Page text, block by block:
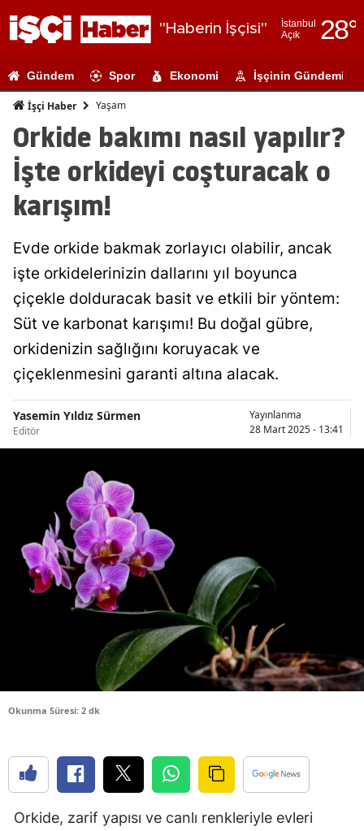
"Haberin İşçisi"
İstanbul
Açık
28°
Adıyaman
Ağrı
Amasya
Antalya
Bingöl
Bitlis
Çorum
Denizli
Elazığ
Erzincan
Gündem Spor Ekonomi İşçinin Gündemi
İşçi Haber Yaşam
Orkide bakımı nasıl yapılır?
İşte orkideyi coşturacak o
karışım!
Evde orkide bakmak zorlayıcı olabilir, ancak
işte orkidelerinizin dallarını yıl boyunca
çiçekle dolduracak basit ve etkili bir yöntem:
Süt ve karbonat karışımı! Bu doğal gübre,
orkidenizin sağlığını koruyacak ve
çiçeklenmesini garanti altına alacak.
Yasemin Yıldız Sürmen
Editör
Yayınlanma
28 Mart 2025 - 13:41
Okunma Süresi: 2 dk
Orkide, zarif yapısı ve canlı renkleriyle evleri